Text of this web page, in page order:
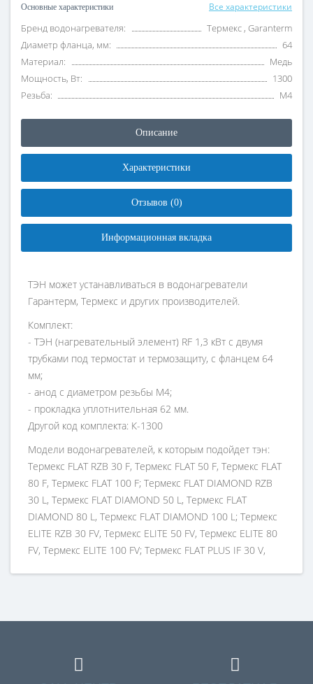
Основные характеристики Все характеристики
Бренд водонагревателя:
Термекс , Garanterm
Диаметр фланца, мм:
64
Материал:
Медь
Мощность, Вт:
1300
Резьба:
M4
Описание
Характеристики
Отзывов (0)
Информационная вкладка
ТЭН может устанавливаться в водонагреватели
Гарантерм, Термекс и других производителей.
Комплект:
- ТЭН (нагревательный элемент) RF 1,3 кВт с двумя
трубками под термостат и термозащиту, с фланцем 64
мм;
- анод с диаметром резьбы M4;
- прокладка уплотнительная 62 мм.
Другой код комплекта: К-1300
Модели водонагревателей, к которым подойдет тэн:
Термекс FLAT RZB 30 F, Термекс FLAT 50 F, Термекс FLAT
80 F, Термекс FLAT 100 F; Термекс FLAT DIAMOND RZB
30 L, Термекс FLAT DIAMOND 50 L, Термекс FLAT
DIAMOND 80 L, Термекс FLAT DIAMOND 100 L; Термекс
ELITE RZB 30 FV, Термекс ELITE 50 FV, Термекс ELITE 80
FV, Термекс ELITE 100 FV; Термекс FLAT PLUS IF 30 V,
Garanterm Image GTI 30 V, Garanterm Image GTI 50 V,